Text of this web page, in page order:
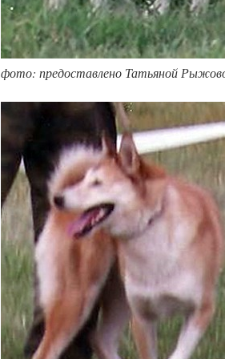
фото: предоставлено Татьяной